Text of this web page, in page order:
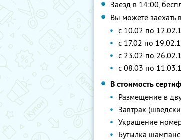
Заезд в 14:00,
Вы можете
с 10.02 по
с 17.02 по
с 23.02 по
с 08.03 по
В стоимость
Размещение в
Завтрак
Украшение
Бутылка